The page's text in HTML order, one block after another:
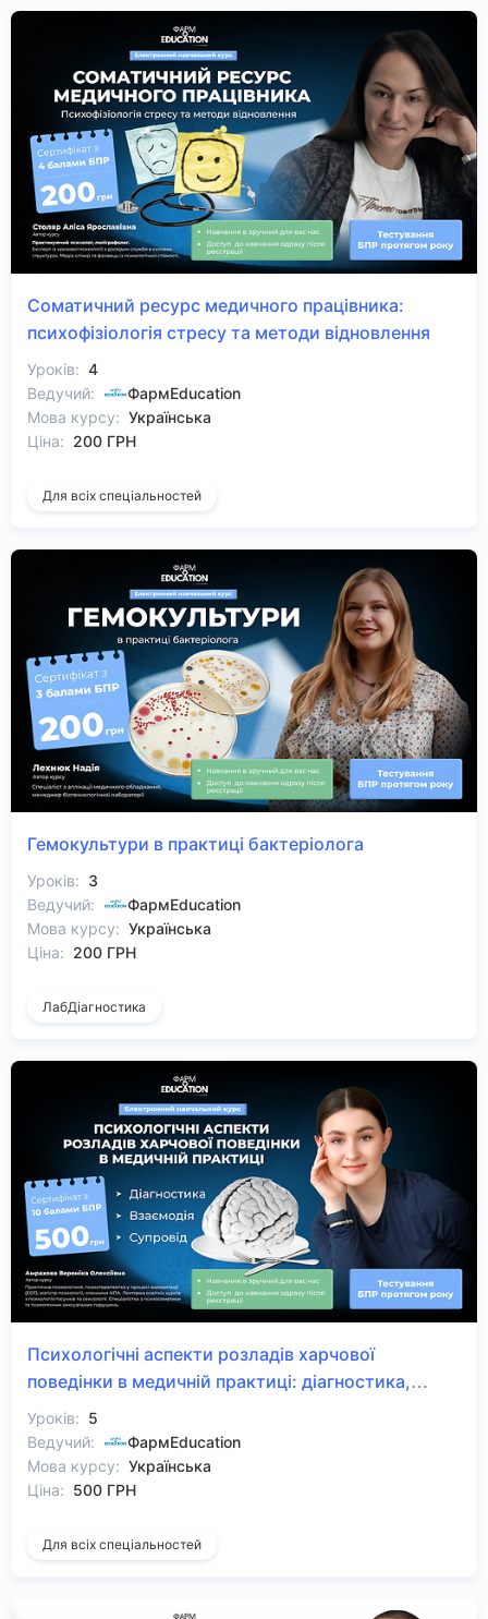
Соматичний ресурс медичного працівника:
психофізіологія стресу та методи відновлення
Уроків: 4
Ведучий:
ФармEducation
Мова курсу: Українська
Ціна: 200 ГРН
Для всіх спеціальностей
Гемокультури в практиці бактеріолога
Уроків: 3
Ведучий:
ФармEducation
Мова курсу: Українська
Ціна: 200 ГРН
ЛабДіагностика
Психологічні аспекти розладів харчової
поведінки в медичній практиці: діагностика,
взаємодія, супровід
Уроків: 5
Ведучий:
ФармEducation
Мова курсу: Українська
Ціна: 500 ГРН
Для всіх спеціальностей